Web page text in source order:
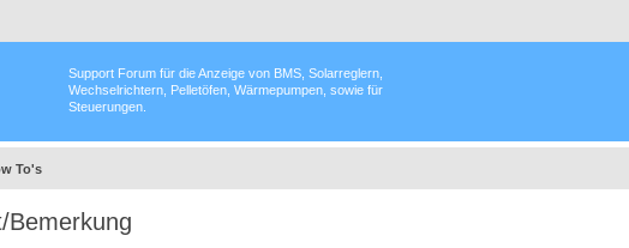
Support Forum für die Anzeige von BMS, Solarreglern,
Wechselrichtern, Pelletöfen, Wärmepumpen, sowie für
Steuerungen.
To's
Bemerkung